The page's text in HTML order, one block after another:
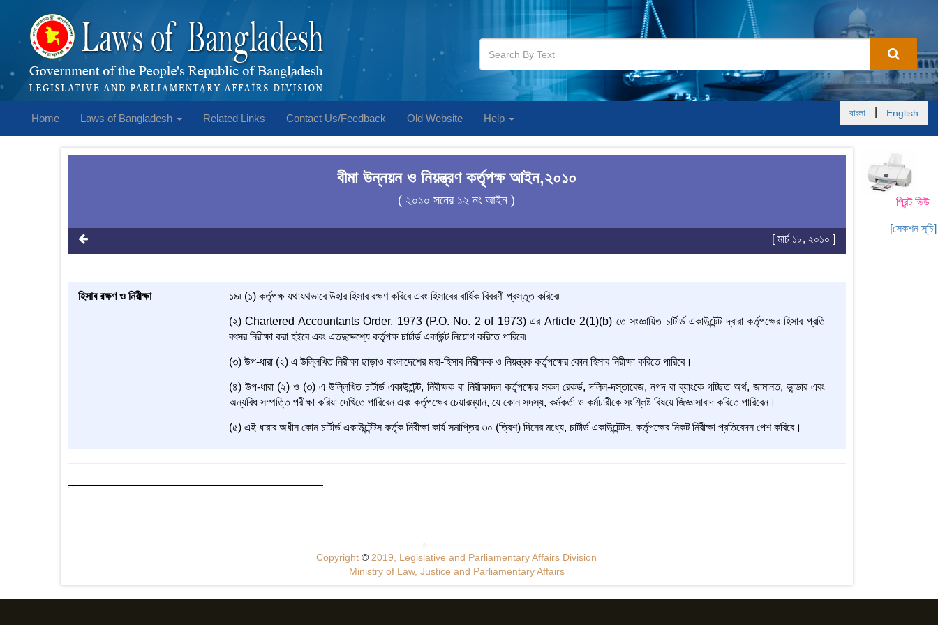
Home Laws of Bangladesh Related Links Contact Us/Feedback Old Website Help বাংলা English
প্রিন্ট ভিউ
[সেকশন সূচি]
বীমা উন্নয়ন ও নিয়ন্ত্রণ কর্তৃপক্ষ আইন,২০১০
( ২০১০ সনের ১২ নং আইন )
[ মার্চ ১৮, ২০১০ ]
হিসাব রক্ষণ ও নিরীক্ষা ১৯৷ (১) কর্তৃপক্ষ যথাযথভাবে উহার হিসাব রক্ষণ করিবে এবং হিসাবের বার্ষিক বিবরণী প্রস্তুত করিবে৷
(২) Chartered Accountants Order, 1973 (P.O. No. 2 of 1973) এর Article 2(1)(b) তে সংজ্ঞায়িত চার্টার্ড একাউন্টেন্ট দ্বারা কর্তৃপক্ষের হিসাব প্রতি
বৎসর নিরীক্ষা করা হইবে এবং এতদুদ্দেশ্যে কর্তৃপক্ষ চার্টার্ড একাউন্ট নিয়োগ করিতে পারিবে৷
(৩) উপ-ধারা (২) এ উল্লিখিত নিরীক্ষা ছাড়াও বাংলাদেশের মহা-হিসাব নিরীক্ষক ও নিয়ন্ত্রক কর্তৃপক্ষের কোন হিসাব নিরীক্ষা করিতে পারিবে।
(৪) উপ-ধারা (২) ও (৩) এ উল্লিখিত চার্টার্ড একাউন্টেন্ট, নিরীক্ষক বা নিরীক্ষাদল কর্তৃপক্ষের সকল রেকর্ড, দলিল-দস্তাবেজ, নগদ বা ব্যাংকে গচ্ছিত অর্থ, জামানত, ভান্ডার এবং
অন্যবিধ সম্পত্তি পরীক্ষা করিয়া দেখিতে পারিবেন এবং কর্তৃপক্ষের চেয়ারম্যান, যে কোন সদস্য, কর্মকর্তা ও কর্মচারীকে সংশ্লিষ্ট বিষয়ে জিজ্ঞাসাবাদ করিতে পারিবেন।
(৫) এই ধারার অধীন কোন চার্টার্ড একাউন্টেন্টস কর্তৃক নিরীক্ষা কার্য সমাপ্তির ৩০ (ত্রিশ) দিনের মধ্যে, চার্টার্ড একাউন্টেন্টস, কর্তৃপক্ষের নিকট নিরীক্ষা প্রতিবেদন পেশ করিবে।
Copyright© 2019, Legislative and Parliamentary Affairs Division
Ministry of Law, Justice and Parliamentary Affairs